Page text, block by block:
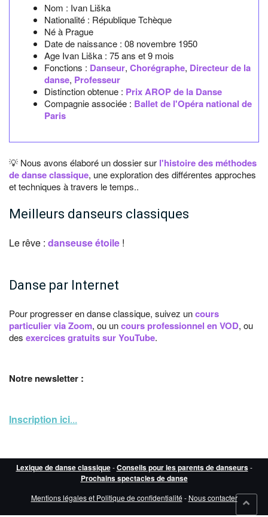
Nom : Ivan Liška
Nationalité : République Tchèque
Né à Prague
Date de naissance : 08 novembre 1950
Age Ivan Liška : 75 ans et 9 mois
Fonctions : Danseur, Chorégraphe, Directeur de la
danse, Professeur
Distinction obtenue : Prix AROP de la Danse
Compagnie associée : Ballet de l'Opéra national de
Paris
💡 Nous avons élaboré un dossier sur l'histoire des méthodes
de danse classique, une exploration des différentes approches
et techniques à travers le temps..
Meilleurs danseurs classiques
Le rêve : danseuse étoile !
Danse par Internet
Pour progresser en danse classique, suivez uncours
particulier via Zoom, ou uncours professionnel en VOD, ou
des exercices gratuits sur YouTube.
Notre newsletter :
Inscription ici...
Lexique de danse classique-Conseils pour les parents de danseurs-
Prochains spectacles de danse
Mentions légales et Politique de confidentialité - Nous contacter